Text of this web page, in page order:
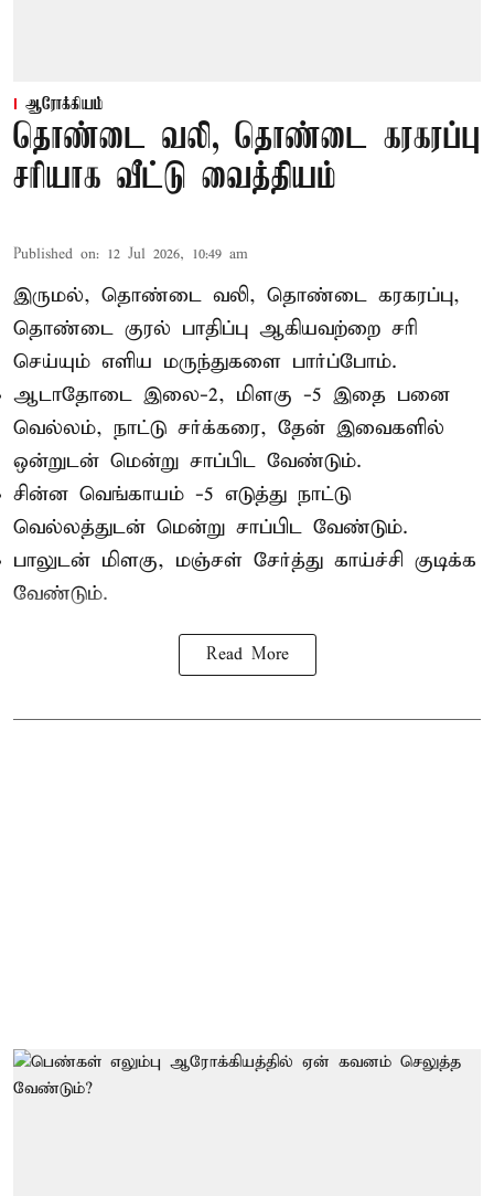
ஆரோக்கியம்
தொண்டை வலி, தொண்டை கரகரப்பு
சரியாக வீட்டு வைத்தியம்
Published on: 12 Jul 2026, 10:49 am
இருமல், தொண்டை வலி, தொண்டை கரகரப்பு,
தொண்டை குரல் பாதிப்பு ஆகியவற்றை சரி
செய்யும் எளிய மருந்துகளை பார்ப்போம்.
ஆடாதோடை இலை-2, மிளகு -5 இதை பனை
வெல்லம், நாட்டு சர்க்கரை, தேன் இவைகளில்
ஒன்றுடன் மென்று சாப்பிட வேண்டும்.
சின்ன வெங்காயம் -5 எடுத்து நாட்டு
வெல்லத்துடன் மென்று சாப்பிட வேண்டும்.
பாலுடன் மிளகு, மஞ்சள் சேர்த்து காய்ச்சி குடிக்க
வேண்டும்.
Read More